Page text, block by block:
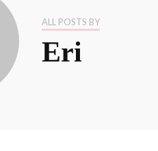
ALL POSTS BY
Eri